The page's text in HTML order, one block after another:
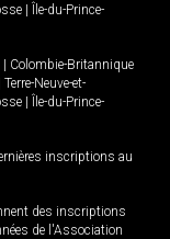
| Île-du-Prince-
| Colombie-Britannique
Terre-Neuve-et-
| Île-du-Prince-
inscriptions au
des inscriptions
de l'Association